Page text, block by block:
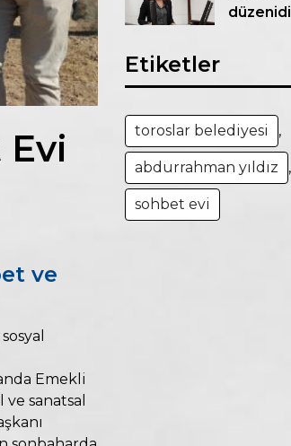
ve
Emekli
sanatsal
Etiketler
toroslar belediyesi ,
abdurrahman yıldız ,
sohbet evi